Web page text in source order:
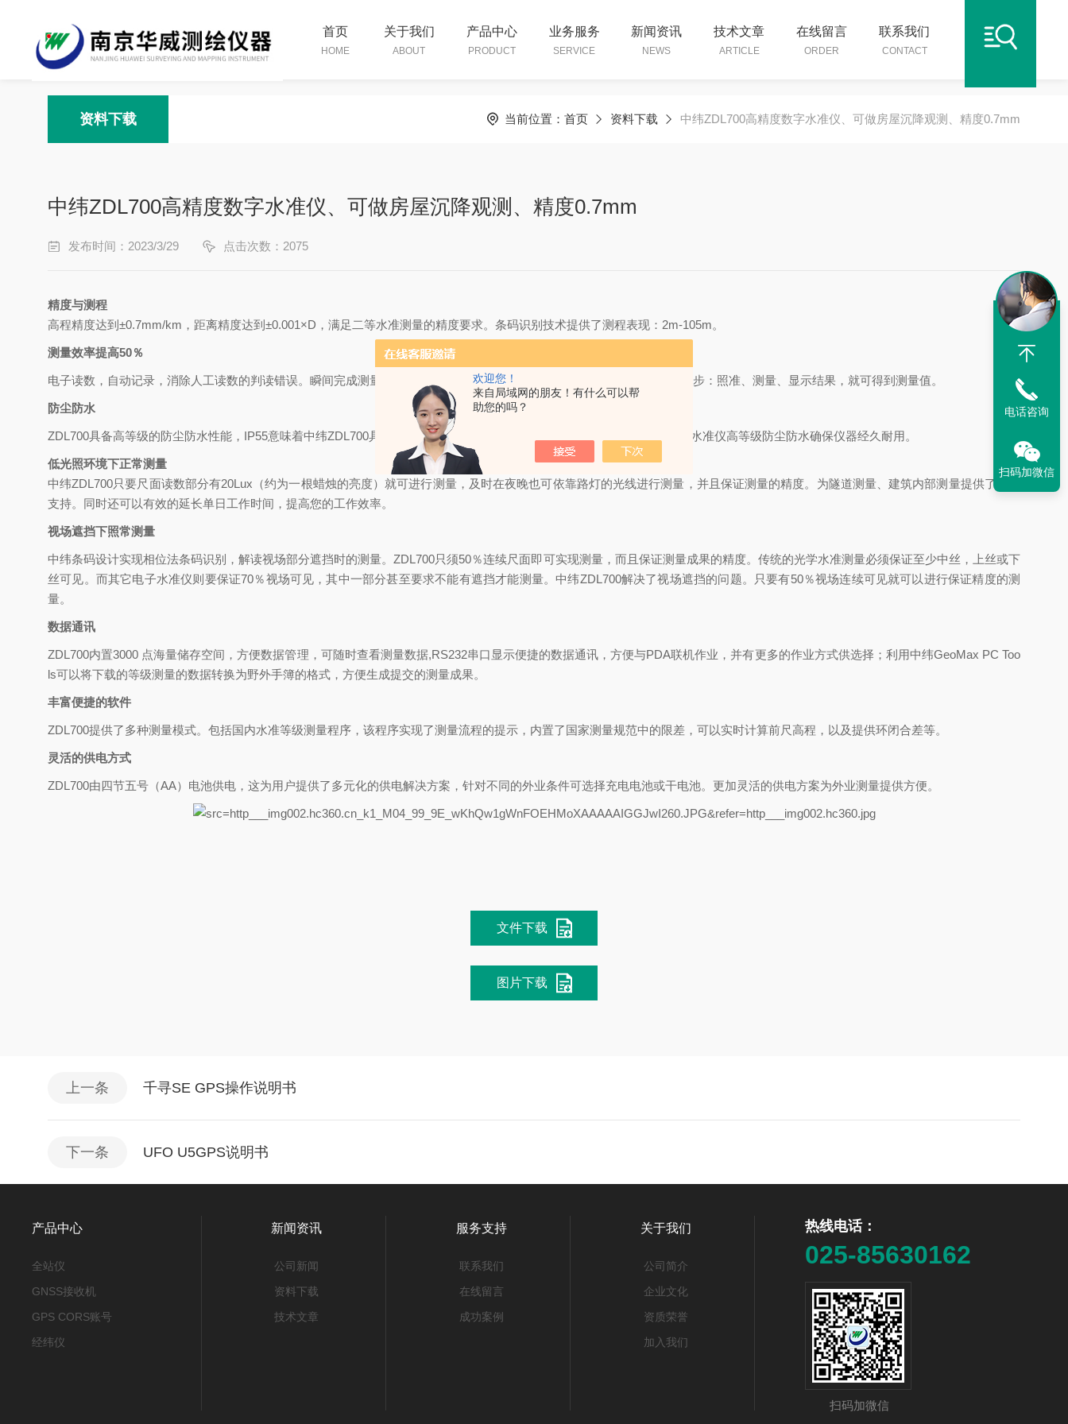
欢迎您！
来自局域网的朋友！有什么可以帮
助您的吗？
首页
HOME
关于我们
ABOUT
产品中心
PRODUCT
业务服务
SERVICE
新闻资讯
NEWS
技术文章
ARTICLE
在线留言
ORDER
联系我们
CONTACT
资料下载 当前位置： 首页 资料下载 中纬ZDL700高精度数字水准仪、可做房屋沉降观测、精度0.7mm
中纬ZDL700高精度数字水准仪、可做房屋沉降观测、精度0.7mm
发布时间：2023/3/29 点击次数：2075
精度与测程
高程精度达到 ±0.7mm/km ， 距离精度达到 ±0.001×D ， 满足二等水准测量的精度要求。条码识别技术提供了测程表现： 2m-105m。
测量效率提高50％
电子读数，自动记录，消除人工读数的判读错误。瞬间完成测量，单次测量 秒以内完成，提高 步：照准、测量、显示结果，就可得到测量值。
防尘防水
ZDL700具备高等级的防尘防水性能， IP55意味着中纬ZDL700具有防护全方向低压喷水和防止小颗粒粉尘侵入的能力。数字水准仪高等级防尘防水确保仪器经久耐用。
低光照环境下正常测量
中纬ZDL700只要尺面读数部分有20Lux （约为一根蜡烛的亮度）就可进行测量，及时在夜晚也可依靠路灯的光线进行测量，并且保证测量的精度。为隧道测量、建筑内部测量提供了有利
支持。同时还可以有效的延长单日工作时间，提高您的工作效率。
视场遮挡下照常测量
中纬条码设计实现相位法条码识别，解读视场部分遮挡时的测量。ZDL700只须50％连续尺面即可实现测量，而且保证测量成果的精度。传统的光学水准测量必须保证至少中丝，上丝或下
丝可见。而其它电子水准仪则要保证70％视场可见，其中一部分甚至要求不能有遮挡才能测量。中纬ZDL700解决了视场遮挡的问题。只要有50％视场连续可见就可以进行保证精度的测
量。
数据通讯
ZDL700内置3000 点海量储存空间，方便数据管理，可随时查看测量数据,RS232串口显示便捷的数据通讯，方便与PDA联机作业，并有更多的作业方式供选择；利用中纬GeoMax PC Too
ls可以将下载的等级测量的数据转换为野外手簿的格式，方便生成提交的测量成果。
丰富便捷的软件
ZDL700提供了多种测量模式。包括国内水准等级测量程序，该程序实现了测量流程的提示，内置了国家测量规范中的限差，可以实时计算前尺高程，以及提供环闭合差等。
灵活的供电方式
ZDL700由四节五号（AA）电池供电，这为用户提供了多元化的供电解决方案，针对不同的外业条件可选择充电电池或干电池。更加灵活的供电方案为外业测量提供方便。
文件下载
图片下载
上一条 千寻SE GPS操作说明书
下一条 UFO U5GPS说明书
热线电话：
025-85630162
扫码加微信
产品中心
全站仪
GNSS接收机
GPS CORS账号
经纬仪
新闻资讯
公司新闻
资料下载
技术文章
服务支持
联系我们
在线留言
成功案例
关于我们
公司简介
企业文化
资质荣誉
加入我们
电话咨询
扫码加微信